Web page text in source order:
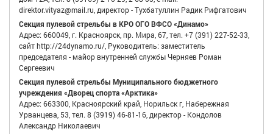
direktor.vityaz@mail.ru, директор - Тухбатуллин Радик Рифгатович
Секция пулевой стрельбы в КРО ОГО ВФСО «Динамо»
Адрес: 660049, г. Красноярск, пр. Мира, 67, тел. +7 (391) 227-52-33,
сайт http://24dynamo.ru/, Руководитель: заместитель
председателя - майор внутренней службы Черняев Роман
Сергеевич
Секция пулевой стрельбы Муниципального бюджетного
учреждения «Дворец спорта «Арктика»
Адрес: 663300, Красноярский край, Норильск г, Набережная
Урванцева, 53, тел. 8 (3919) 46-81-16, директор - Кондолов
Александр Николаевич